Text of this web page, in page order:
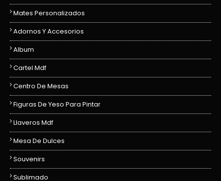
Mates Personalizados
Adornos Y Accesorios
Album
Cartel Mdf
Centro De Mesas
Figuras De Yeso Para Pintar
Llaveros Mdf
Mesa De Dulces
Souvenirs
Sublimado